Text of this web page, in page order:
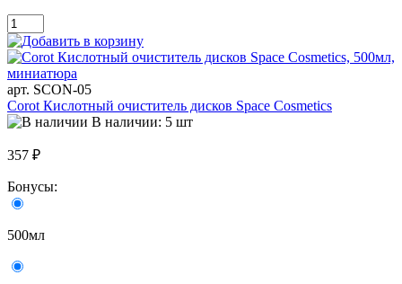
арт. SCON-05
Corot Кислотный очиститель дисков Space Cosmetics
В наличии: 5 шт
357 ₽
Бонусы:
500мл